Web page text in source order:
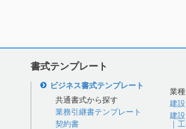
書式テンプレート
ビジネス書式テンプレート
共通書式から探す
業務引継書テンプレート
契約書
業
建
建
｜